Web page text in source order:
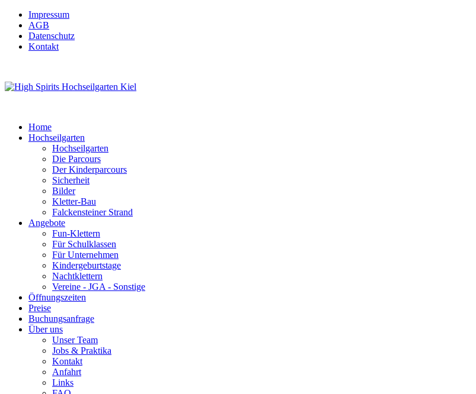
Impressum
AGB
Datenschutz
Kontakt
Home
Hochseilgarten
Hochseilgarten
Die Parcours
Der Kinderparcours
Sicherheit
Bilder
Kletter-Bau
Falckensteiner Strand
Angebote
Fun-Klettern
Für Schulklassen
Für Unternehmen
Kindergeburtstage
Nachtklettern
Vereine - JGA - Sonstige
Öffnungszeiten
Preise
Buchungsanfrage
Über uns
Unser Team
Jobs & Praktika
Kontakt
Anfahrt
Links